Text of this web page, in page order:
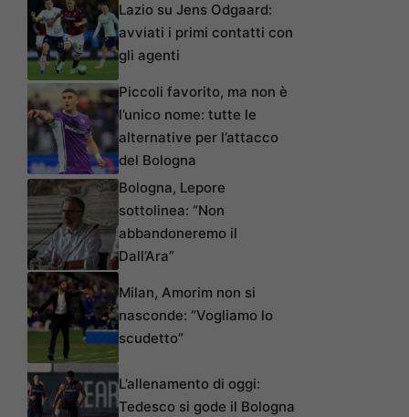
Lazio su Jens Odgaard:
avviati i primi contatti con
gli agenti
Piccoli favorito, ma non è
l’unico nome: tutte le
alternative per l’attacco
del Bologna
Bologna, Lepore
sottolinea: “Non
abbandoneremo il
Dall’Ara”
Milan, Amorim non si
nasconde: “Vogliamo lo
scudetto”
L’allenamento di oggi:
Tedesco si gode il Bologna